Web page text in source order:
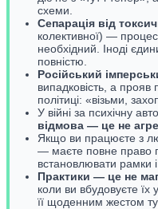
схеми.
Сепарація від
колективної) —
необхідний. Іноді
повністю.
Російський
випадковість, а
політиці: «візьми,
У війні за психічну
відмова — це не
Якщо ви працюєте з
— маєте повне право
встановлювати рамки і
Практики — це не
коли ви вбудовуєте їх
її щоденним жестом